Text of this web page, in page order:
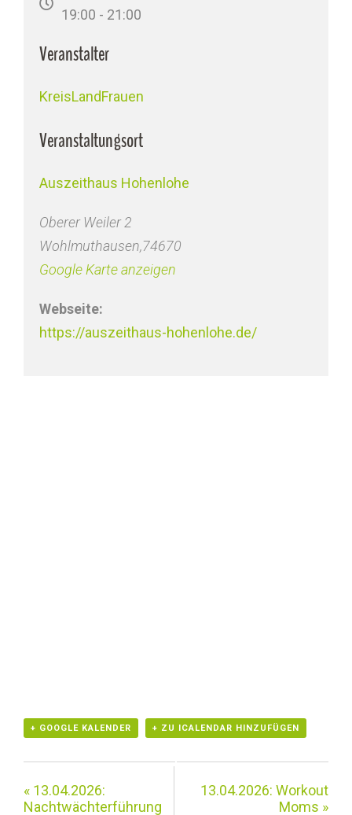
19:00 - 21:00
Veranstalter
KreisLandFrauen
Veranstaltungsort
Auszeithaus Hohenlohe
Oberer Weiler 2
Wohlmuthausen,74670
Google Karte anzeigen
Webseite:
https://auszeithaus-hohenlohe.de/
+ GOOGLE KALENDER + ZU ICALENDAR HINZUFÜGEN
« 13.04.2026:
Nachtwächterführung
13.04.2026: Workout
Moms »